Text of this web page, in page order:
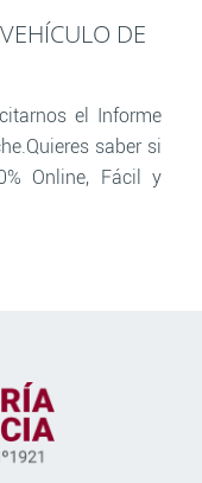
DE
el Informe
saber si
Online, Fácil y